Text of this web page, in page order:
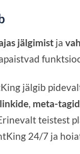
jälgimist ja
jälgib
meta-
teistest
24/7 ja